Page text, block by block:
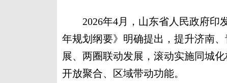
2026年4月，山东省人民政府印
年规划纲要》明确提出，提升济南
展、两圈联动发展，滚动实施同城
开放聚合、区域带动功能。